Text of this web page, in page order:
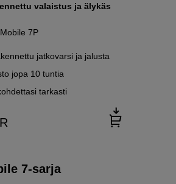
valaistus ja älykäs
7P
jatkovarsi ja jalusta
jopa 10 tuntia
tarkasti
7-sarja